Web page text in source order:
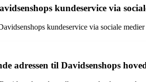
kundeservice via
kundeservice via sociale
adressen til Davidsenshops